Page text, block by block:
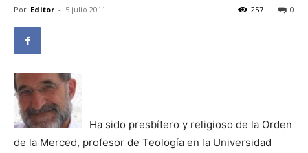
Por Editor - 5 julio 2011 0
257
Ha sido presbítero y religioso de la Orden
de la Merced, profesor de Teología en la Universidad